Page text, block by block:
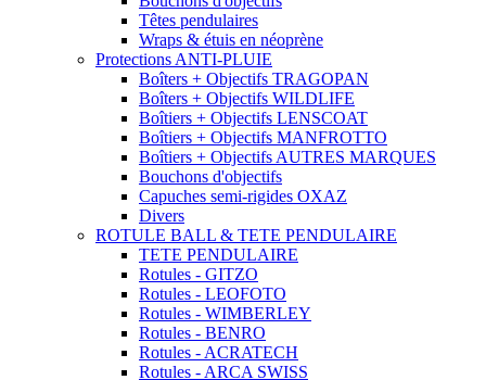
Têtes pendulaires
Wraps & étuis en néoprène
Protections ANTI-PLUIE
Boîters + Objectifs TRAGOPAN
Boîters + Objectifs WILDLIFE
Boîtiers + Objectifs LENSCOAT
Boîtiers + Objectifs MANFROTTO
Boîtiers + Objectifs AUTRES MARQUES
Bouchons d'objectifs
Capuches semi-rigides OXAZ
Divers
ROTULE BALL & TETE PENDULAIRE
TETE PENDULAIRE
Rotules - GITZO
Rotules - LEOFOTO
Rotules - WIMBERLEY
Rotules - BENRO
Rotules - ACRATECH
Rotules - ARCA SWISS